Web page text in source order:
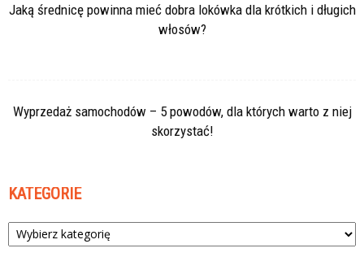
Jaką średnicę powinna mieć dobra lokówka dla krótkich i długich
włosów?
Wyprzedaż samochodów – 5 powodów, dla których warto z niej
skorzystać!
KATEGORIE
Kategorie